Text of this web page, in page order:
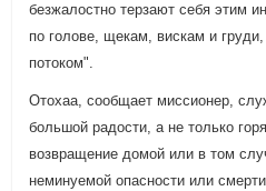
безжалостно терзают себя этим
по голове, щекам, вискам и
потоком".
Отохаа, сообщает миссионер,
большой радости, а не только
возвращение домой или в том
неминуемой опасности или